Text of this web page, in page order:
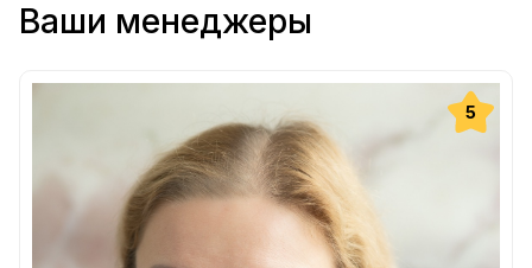
Ваши менеджеры
5